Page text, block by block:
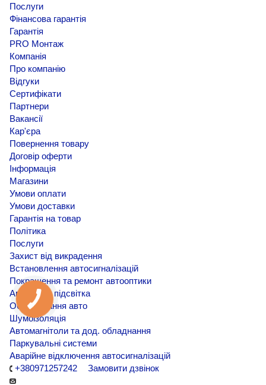
Послуги
Фінансова гарантія
Гарантія
PRO Монтаж
Компанія
Про компанію
Відгуки
Сертифікати
Партнери
Вакансії
Кар'єра
Повернення товару
Договір оферти
Інформація
Магазини
Умови оплати
Умови доставки
Гарантія на товар
Політика
Послуги
Захист від викрадення
Встановлення автосигналізацій
Покращення та ремонт автооптики
Амбієнтна підсвітка
Обклеювання авто
Шумоізоляція
Автомагнітоли та дод. обладнання
Паркувальні системи
Аварійне відключення автосигналізацій
+380971257242
Замовити дзвінок